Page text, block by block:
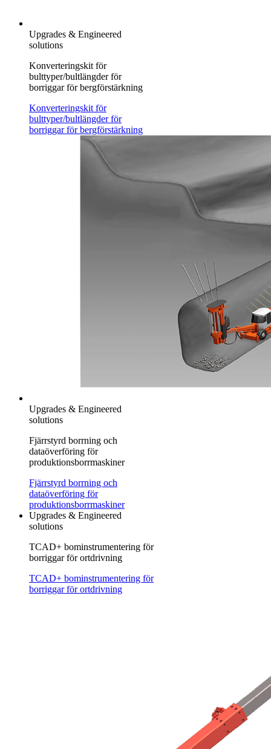
Upgrades & Engineered
solutions
Konverteringskit för
bulttyper/bultlängder för
borriggar för bergförstärkning
Konverteringskit för
bulttyper/bultlängder för
borriggar för bergförstärkning
Upgrades & Engineered
solutions
Fjärrstyrd borrning och
dataöverföring för
produktionsborrmaskiner
Fjärrstyrd borrning och
dataöverföring för
produktionsborrmaskiner
Upgrades & Engineered
solutions
TCAD+ bominstrumentering för
borriggar för ortdrivning
TCAD+ bominstrumentering för
borriggar för ortdrivning